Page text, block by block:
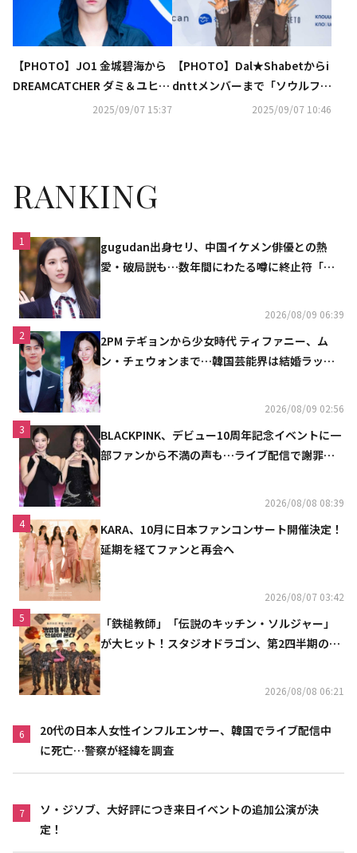
【PHOTO】JO1 金城碧海から
DREAMCATCHER ダミ＆ユヒョ
ンまで「ソウルファッションウ
2025/09/07 15:37
【PHOTO】Dal★Shabetからi
dnttメンバーまで「ソウルファ
ッションウィーク」に出席
2025/09/07 10:46
RANKING
1
gugudan出身セリ、中国イケメン俳優との熱
愛・破局説も…数年間にわたる噂に終止符「邪
2026/08/09 06:39
2
2PM テギョンから少女時代 ティファニー、ム
ン・チェウォンまで…韓国芸能界は結婚ラッシ
2026/08/09 02:56
3
BLACKPINK、デビュー10周年記念イベントに一
部ファンから不満の声も…ライブ配信で謝罪
2026/08/08 08:39
4
KARA、10月に日本ファンコンサート開催決定！
延期を経てファンと再会へ
2026/08/07 03:42
5
「鉄槌教師」「伝説のキッチン・ソルジャー」
が大ヒット！スタジオドラゴン、第2四半期の売
2026/08/08 06:21
6
20代の日本人女性インフルエンサー、韓国でライブ配信中
に死亡…警察が経緯を調査
7
ソ・ジソブ、大好評につき来日イベントの追加公演が決
定！